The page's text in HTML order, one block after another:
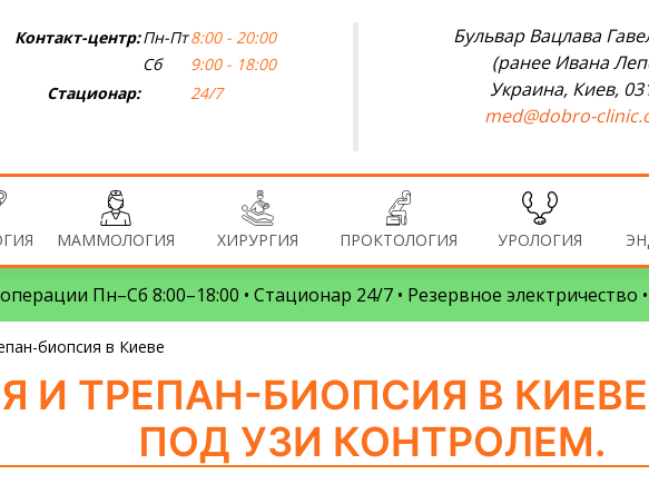
Контакт-центр:Пн-Пт
Сб
8:00 - 20:00
9:00 - 18:00
Стационар:
24/7
Бульвар Вацлава
(ранее Ивана
Украина, Киев,
med@dobro-
МАММОЛОГИЯ ХИРУРГИЯ ПРОКТОЛОГИЯ УРОЛОГИЯ
Пн–Сб 8:00–18:00 • Стационар 24/7 • Резервное
биопсия в Киеве
И ТРЕПАН-БИОПСИЯ В
ПОД УЗИ КОНТРОЛЕМ.